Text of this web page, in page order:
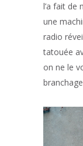
l’a fait de
une
radio
tatouée
on ne le